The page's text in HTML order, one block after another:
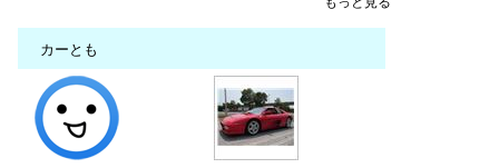
カーとも